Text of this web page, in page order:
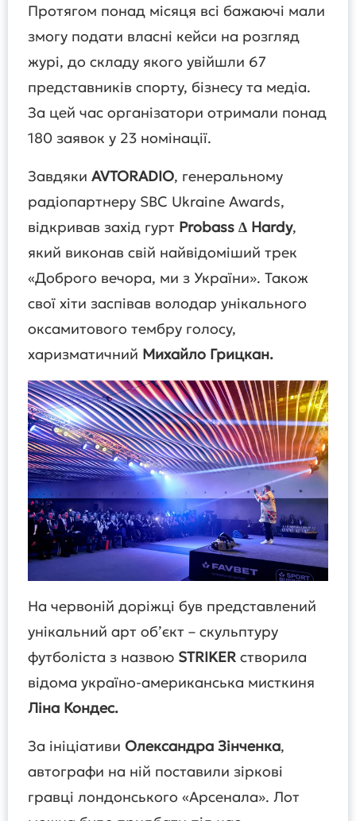
Протягом понад місяця всі бажаючі мали
змогу подати власні кейси на розгляд
журі, до складу якого увійшли 67
представників спорту, бізнесу та медіа.
За цей час організатори отримали понад
180 заявок у 23 номінації.
Завдяки AVTORADIO, генеральному
радіопартнеру SBC Ukraine Awards,
відкривав захід гурт Probass ∆ Hardy,
який виконав свій найвідоміший трек
«Доброго вечора, ми з України». Також
свої хіти заспівав володар унікального
оксамитового тембру голосу,
харизматичний Михайло Грицкан.
На червоній доріжці був представлений
унікальний арт об’єкт – скульптуру
футболіста з назвою STRIKER створила
відома україно-американська мисткиня
Ліна Кондес.
За ініціативи Олександра Зінченка,
автографи на ній поставили зіркові
гравці лондонського «Арсенала». Лот